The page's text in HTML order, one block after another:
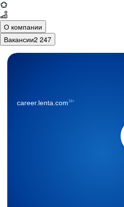
О компании
Вакансии2 247
career.lenta.com16+